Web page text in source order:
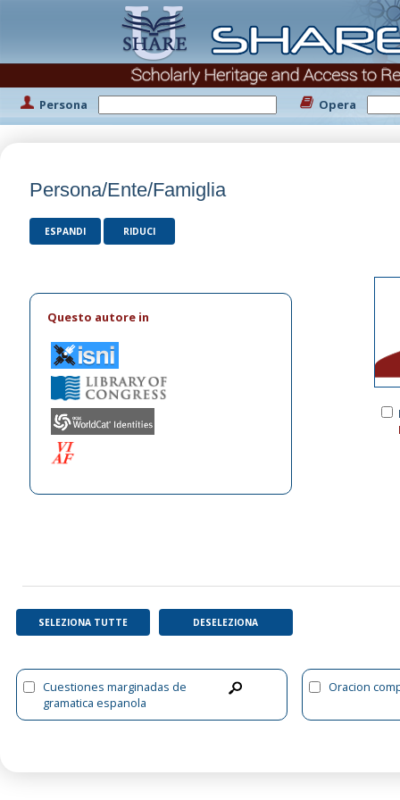
Persona Opera
Persona/Ente/Famiglia
ESPANDI RIDUCI
Questo autore in
SELEZIONA TUTTE DESELEZIONA
Cuestiones marginadas de
gramatica espanola
Oracion